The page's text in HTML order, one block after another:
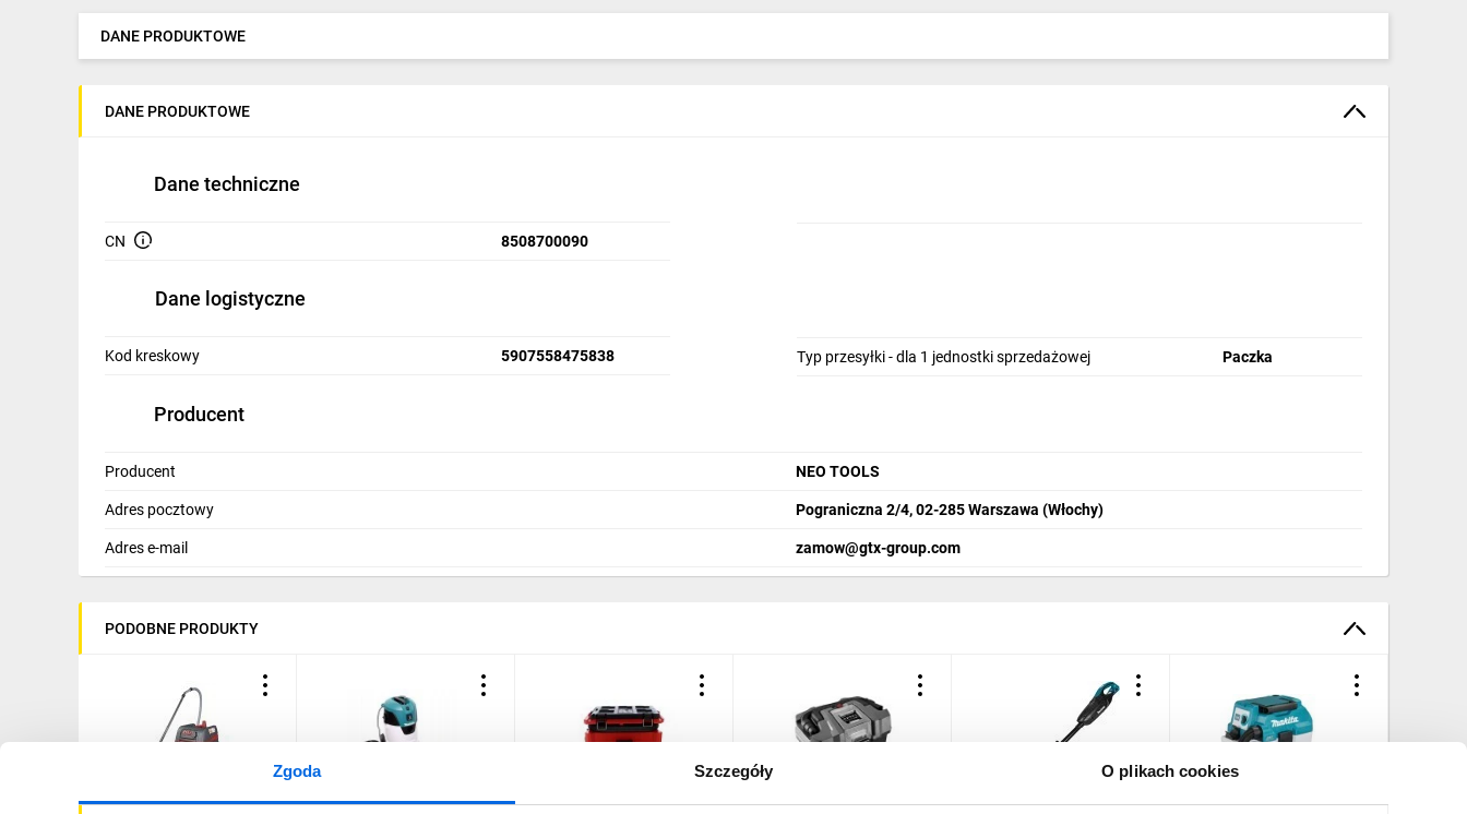
Zgoda Szczegóły O plikach cookies
Elektronarzędzia i mierniki
Dom i ogród
Klimatyzacja
Budowa i Remont
Elektronika
Smart home
Telewizja naziemna i satelitarna
Wentylacja i rekuperacja
DANE PRODUKTOWE
DANE PRODUKTOWE
Dane techniczne
CN 8508700090
Dane logistyczne
Kod kreskowy 5907558475838 Typ przesyłki - dla 1 jednostki sprzedażowej Paczka
Producent
Producent NEO TOOLS
Adres pocztowy Pograniczna 2/4, 02-285 Warszawa (Włochy)
Adres e-mail zamow@gtx-group.com
PODOBNE PRODUKTY